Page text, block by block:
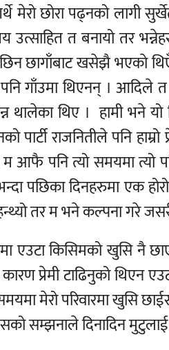
मेरो छोरा पढ्नको लागी
त बनायो तर
छागाँबाट खसेझै भएकाे थिएँ
गाँउमा थिएनन् । आदिले त
थालेका थिए । हामी भने
पार्टी राजनितीले पनि
पनि त्यो समयमा त्यो
पछिका दिनहरुमा एक
तर म भने कल्पना गरे
एउटा किसिमको खुसि नै
प्रेमी टाढिनुको थिएन
मेरो परिवारमा खुसि
सम्झनाले दिनादिन मुटुलाई